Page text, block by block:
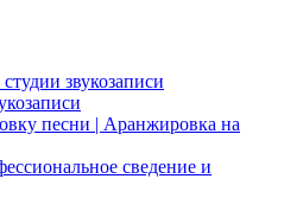
звукозаписи
песни | Аранжировка на
сведение и